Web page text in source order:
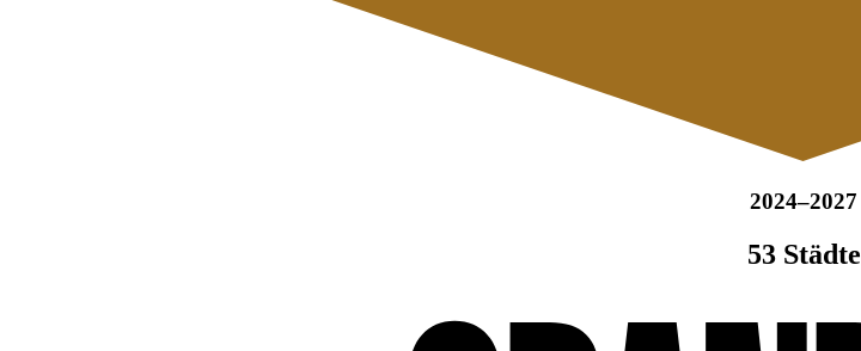
2024–2027
53 Städte